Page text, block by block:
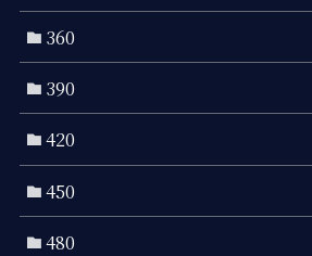
360
390
420
450
480